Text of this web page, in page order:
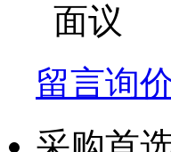
面议
留言询